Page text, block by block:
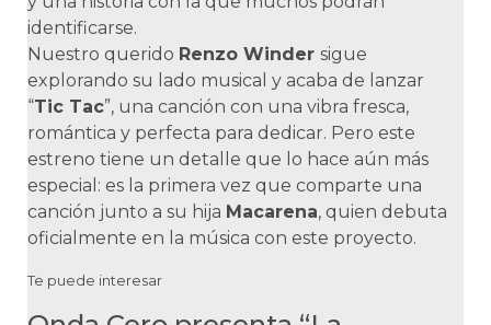
identificarse.
Nuestro querido Renzo Winder sigue
explorando su lado musical y acaba de lanzar
“Tic Tac”, una canción con una vibra fresca,
romántica y perfecta para dedicar. Pero este
estreno tiene un detalle que lo hace aún más
especial: es la primera vez que comparte una
canción junto a su hija Macarena, quien debuta
oficialmente en la música con este proyecto.
Te puede interesar